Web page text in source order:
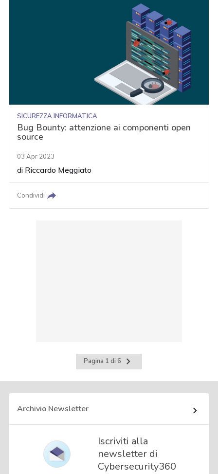
SICUREZZA INFORMATICA
Bug Bounty: attenzione ai componenti open
source
03 Apr 2023
di Riccardo Meggiato
Condividi
Pagina 1 di 6
Pagina
successiva
Archivio Newsletter
Iscriviti alla
newsletter di
Cybersecurity360